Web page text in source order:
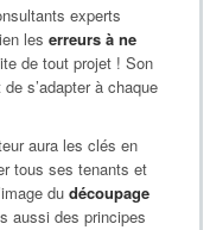
experts
les erreurs à ne
de tout projet ! Son
s’adapter à chaque
aura les clés en
tous ses tenants et
du découpage
aussi des principes